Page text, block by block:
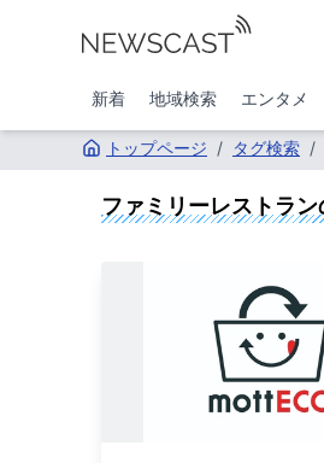
新着 地域検索 エンタメ
トップページ / タグ検索 /
ファミリーレストラン